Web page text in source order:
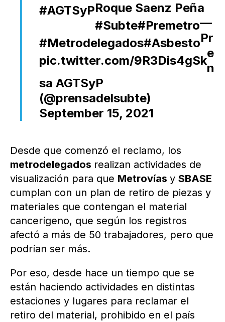
Roque Saenz Peña
#AGTSyP
#Subte#Premetro
#Metrodelegados#Asbesto
pic.twitter.com/9R3Dis4gSk
—
Pr
e
n
sa AGTSyP
(@prensadelsubte)
September 15, 2021
Desde que comenzó el reclamo, los
metrodelegados realizan actividades de
visualización para que Metrovías y SBASE
cumplan con un plan de retiro de piezas y
materiales que contengan el material
cancerígeno, que según los registros
afectó a más de 50 trabajadores, pero que
podrían ser más.
Por eso, desde hace un tiempo que se
están haciendo actividades en distintas
estaciones y lugares para reclamar el
retiro del material, prohibido en el país